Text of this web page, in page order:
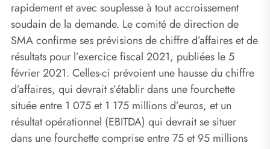
rapidement et avec souplesse à tout accroissement
soudain de la demande. Le comité de direction de
SMA confirme ses prévisions de chiffre d’affaires et de
résultats pour l’exercice fiscal 2021, publiées le 5
février 2021. Celles-ci prévoient une hausse du chiffre
d’affaires, qui devrait s’établir dans une fourchette
située entre 1 075 et 1 175 millions d’euros, et un
résultat opérationnel (EBITDA) qui devrait se situer
dans une fourchette comprise entre 75 et 95 millions